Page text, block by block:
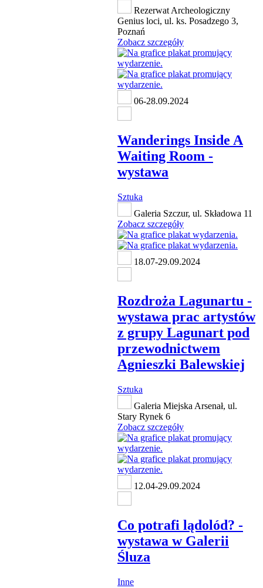
Rezerwat Archeologiczny
Genius loci, ul. ks. Posadzego 3,
Poznań
Zobacz szczegóły
06-28.09.2024
Wanderings Inside A
Waiting Room -
wystawa
Sztuka
Galeria Szczur, ul. Składowa 11
Zobacz szczegóły
18.07-29.09.2024
Rozdroża Lagunartu -
wystawa prac artystów
z grupy Lagunart pod
przewodnictwem
Agnieszki Balewskiej
Sztuka
Galeria Miejska Arsenał, ul.
Stary Rynek 6
Zobacz szczegóły
12.04-29.09.2024
Co potrafi lądolód? -
wystawa w Galerii
Śluza
Inne